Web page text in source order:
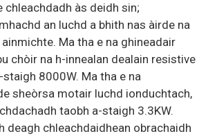
chleachdadh às deidh sin;
an luchd a bhith nas àirde na
Ma tha e na ghineadair
chòir na h-innealan dealain resistive
8000W. Ma tha e na
sheòrsa motair luchd ionduchtach,
taobh a-staigh 3.3KW.
deagh chleachdaidhean obrachaidh